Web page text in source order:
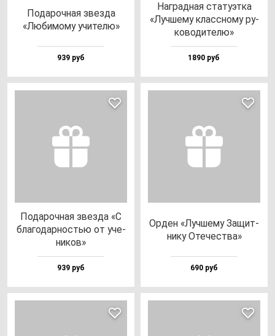
Пода­роч­ная звез­да
«Люби­мо­му учи­те­лю»
939 руб
Наг­рад­ная ста­ту­эт­ка
«Луч­ше­му клас­сно­му ру­
ко­во­ди­те­лю»
1890 руб
Пода­роч­ная звез­да «С
бла­го­дар­ностью от уче­
ни­ков»
939 руб
Орден «Луч­ше­му Защит­
ни­ку Оте­чес­тва»
690 руб